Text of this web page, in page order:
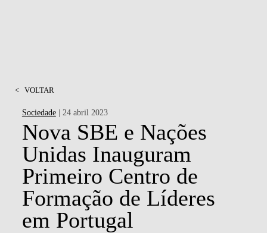
< VOLTAR
Sociedade| 24 abril 2023
Nova SBE e Nações
Unidas Inauguram
Primeiro Centro de
Formação de Líderes
em Portugal